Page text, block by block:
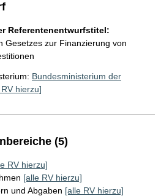
Referentenentwurfstitel:
Gesetzes zur Finanzierung von
Bundesministerium der
hierzu]
(5)
RV hierzu]
[alle RV hierzu]
und Abgaben [alle RV hierzu]